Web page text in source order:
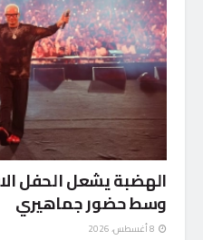
وسط حضور جماهيري